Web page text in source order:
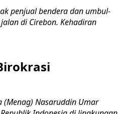
penjual bendera dan umbul-
di Cirebon. Kehadiran
(Menag) Nasaruddin Umar